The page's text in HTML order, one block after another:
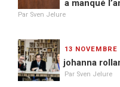
a manqué
Par Sven Jelure
13 NOVEMBRE
johanna
Par Sven Jelure